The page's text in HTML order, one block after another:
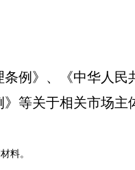
例》、《中华人
等关于相关市场主
料。